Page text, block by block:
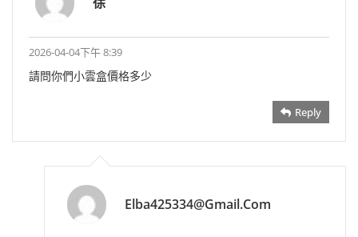
2026-04-04下午 8:39
請問你們小雲盒價格多少
Reply
Elba425334@gmail.com